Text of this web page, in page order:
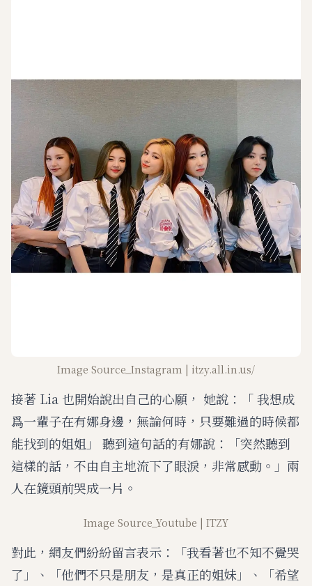
Image Source_Instagram | itzy.all.in.us/
接著 Lia 也開始說出自己的心願， 她說：「 我想成
爲一輩子在有娜身邊，無論何時，只要難過的時候都
能找到的姐姐」 聽到這句話的有娜說：「突然聽到
這樣的話，不由自主地流下了眼淚，非常感動。」兩
人在鏡頭前哭成一片。
Image Source_Youtube | ITZY
對此，網友們紛紛留言表示：「我看著也不知不覺哭
了」、「他們不只是朋友，是真正的姐妹」、「希望